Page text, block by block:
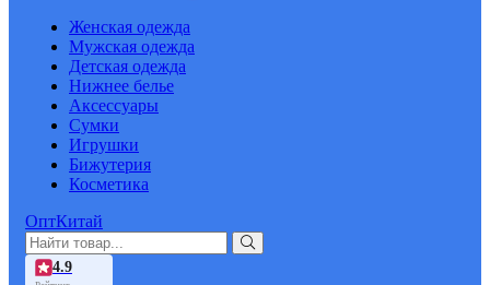
Женская одежда
Мужская одежда
Детская одежда
Нижнее белье
Аксессуары
Сумки
Игрушки
Бижутерия
Косметика
ОптКитай
4.9